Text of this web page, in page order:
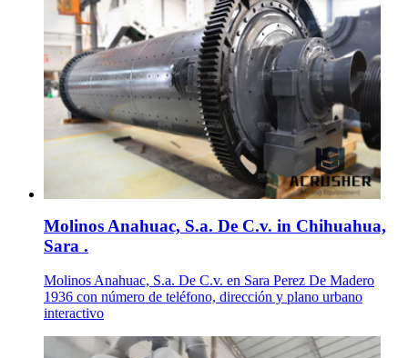
Molinos Anahuac, S.a. De C.v. in Chihuahua,
Sara .
Molinos Anahuac, S.a. De C.v. en Sara Perez De Madero
1936 con número de teléfono, dirección y plano urbano
interactivo